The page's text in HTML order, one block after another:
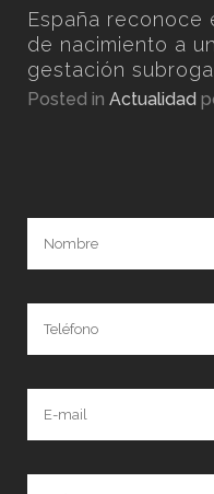
España reconoce
de nacimiento a
gestación
Posted in Actualidad